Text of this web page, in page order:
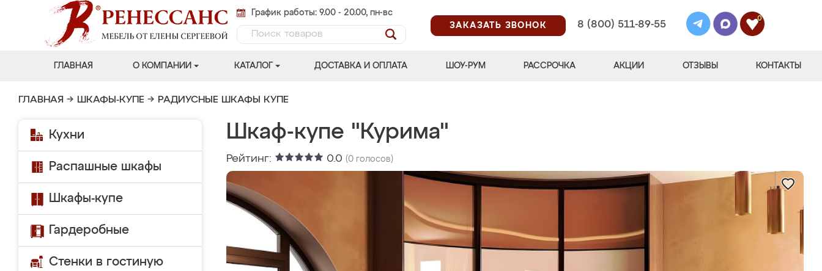
График работы: 9.00 - 20.00, пн-вс
ЗАКАЗАТЬ ЗВОНОК
8 (800) 511-89-55
0
ГЛАВНАЯ О КОМПАНИИ КАТАЛОГ ДОСТАВКА И ОПЛАТА ШОУ-РУМ РАССРОЧКА АКЦИИ ОТЗЫВЫ КОНТАКТЫ
ГЛАВНАЯ → ШКАФЫ-КУПЕ → РАДИУСНЫЕ ШКАФЫ КУПЕ
Кухни
Распашные шкафы
Шкафы-купе
Гардеробные
Стенки в гостиную
Шкаф-купе "Курима"
Рейтинг: 0.0 (0 голосов)